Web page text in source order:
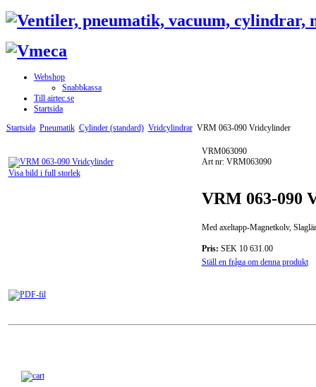
Webshop
Snabbkassa
Till airtec.se
Startsida
Startsida Pneumatik Cylinder (standard) Vridcylindrar VRM 063-090 Vridcylinder
Visa bild i full storlek
VRM063090
Art nr: VRM063090
VRM 063-090
Med axeltapp-Magnetkolv,
Pris: SEK 10 631.00
Ställ en fråga om denna produkt